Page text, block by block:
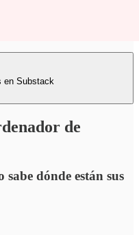
en Substack
de
dónde están sus